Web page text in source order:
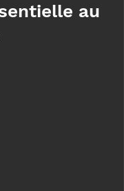
au